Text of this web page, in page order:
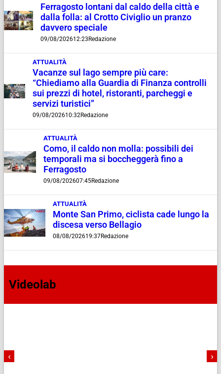
Ferragosto lontani dal caldo della città e
dalla folla: al Crotto Civiglio un pranzo
davvero speciale
09/08/202612:23 Redazione
ATTUALITÀ
Vacanze sul lago sempre più care:
“Chiediamo alla Guardia di Finanza controlli
sui prezzi di hotel, ristoranti, parcheggi e
servizi turistici”
09/08/202610:32Redazione
ATTUALITÀ
Como, il caldo non molla: possibili dei
temporali ma si boccheggerà fino a
Ferragosto
09/08/202607:45Redazione
ATTUALITÀ
Monte San Primo, ciclista cade lungo la
discesa verso Bellagio
08/08/202619:37Redazione
Videolab
‹ ›